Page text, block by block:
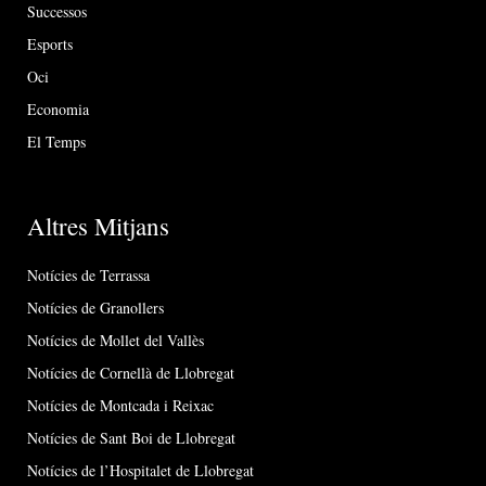
Successos
Esports
Oci
Economia
El Temps
Altres Mitjans
Notícies de Terrassa
Notícies de Granollers
Notícies de Mollet del Vallès
Notícies de Cornellà de Llobregat
Notícies de Montcada i Reixac
Notícies de Sant Boi de Llobregat
Notícies de l’Hospitalet de Llobregat